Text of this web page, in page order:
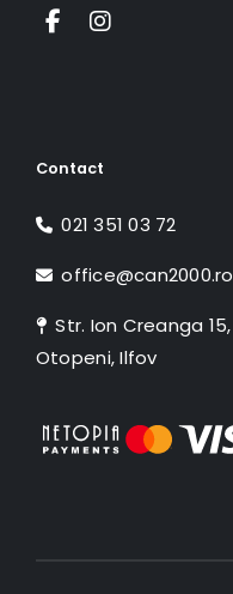
Contact
021 351 03 72
office@can2000.ro
Str. Ion Creanga 15,
Otopeni, Ilfov